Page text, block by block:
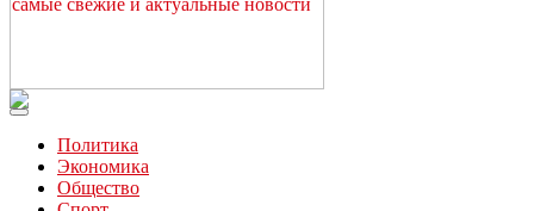
Читайте последние новости дня в Тульской области на сайте
Политика
Экономика
Общество